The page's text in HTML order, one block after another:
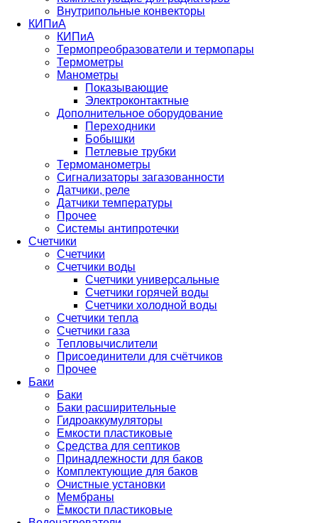
Внутрипольные конвекторы
КИПиА
КИПиА
Термопреобразователи и термопары
Термометры
Манометры
Показывающие
Электроконтактные
Дополнительное оборудование
Переходники
Бобышки
Петлевые трубки
Термоманометры
Сигнализаторы загазованности
Датчики, реле
Датчики температуры
Прочее
Системы антипротечки
Счетчики
Счетчики
Счетчики воды
Счетчики универсальные
Счетчики горячей воды
Счетчики холодной воды
Счетчики тепла
Счетчики газа
Тепловычислители
Присоединители для счётчиков
Прочее
Баки
Баки
Баки расширительные
Гидроаккумуляторы
Емкости пластиковые
Средства для септиков
Принадлежности для баков
Комплектующие для баков
Очистные установки
Мембраны
Ёмкости пластиковые